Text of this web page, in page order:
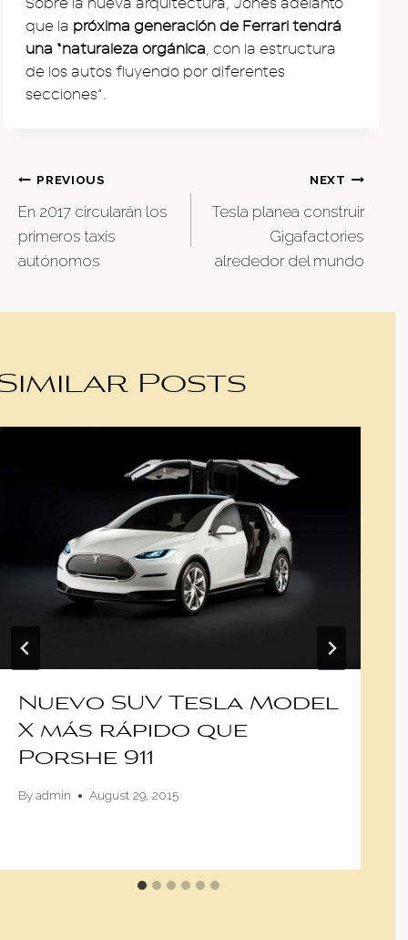
Sobre la nueva arquitectura, Jones adelantó
que la próxima generación de Ferrari tendrá
una “naturaleza orgánica, con la estructura
de los autos fluyendo por diferentes
secciones”.
Post
navigation
PREVIOUS
En 2017 circularán los
primeros taxis
autónomos
NEXT
Tesla planea construir
Gigafactories
alrededor del mundo
Posts
Nuevo SUV Tesla Model
X más rápido que
Porshe 911
Byadmin August 29, 2015